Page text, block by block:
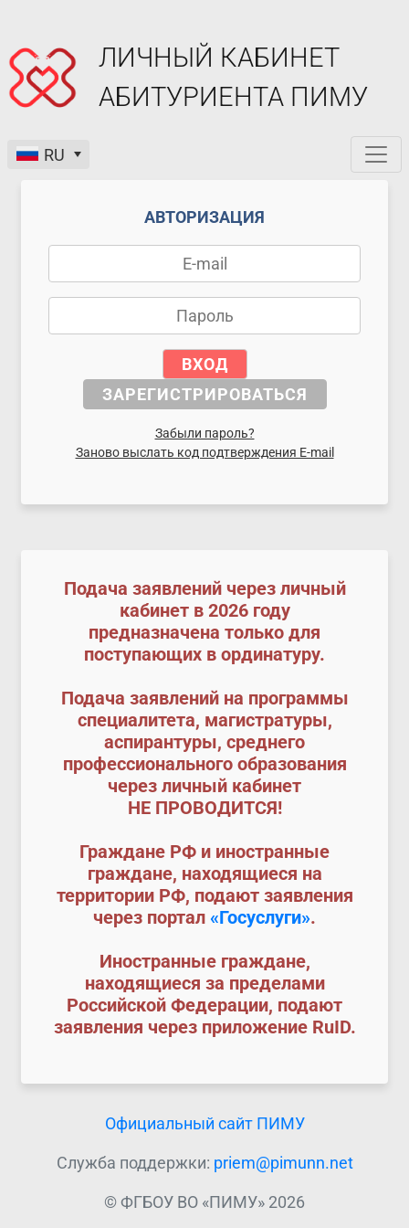
ЛИЧНЫЙ КАБИНЕТ
АБИТУРИЕНТА ПИМУ
RU
АВТОРИЗАЦИЯ
ВХОД
ЗАРЕГИСТРИРОВАТЬСЯ
Забыли пароль?
Заново выслать код подтверждения E-mail
Подача заявлений через личный
кабинет в 2026 году
предназначена только для
поступающих в ординатуру.
Подача заявлений на программы
специалитета, магистратуры,
аспирантуры, среднего
профессионального образования
через личный кабинет
НЕ ПРОВОДИТСЯ!
Граждане РФ и иностранные
граждане, находящиеся на
территории РФ, подают заявления
через портал «Госуслуги».
Иностранные граждане,
находящиеся за пределами
Российской Федерации, подают
заявления через приложение RuID.
Официальный сайт ПИМУ
Служба поддержки: priem@pimunn.net
© ФГБОУ ВО «ПИМУ» 2026